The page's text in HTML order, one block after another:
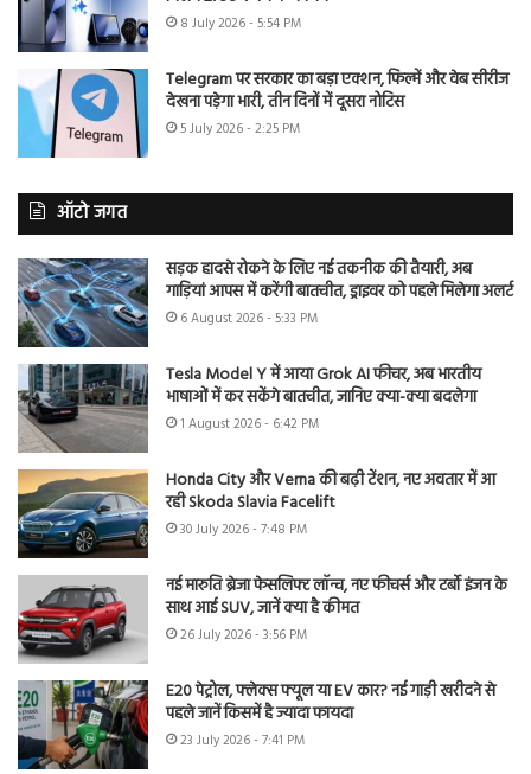
8 July 2026 - 5:54 PM
Telegram पर सरकार का बड़ा एक्शन, फिल्में और वेब सीरीज
देखना पड़ेगा भारी, तीन दिनों में दूसरा नोटिस
5 July 2026 - 2:25 PM
ऑटो जगत
सड़क हादसे रोकने के लिए नई तकनीक की तैयारी, अब
गाड़ियां आपस में करेंगी बातचीत, ड्राइवर को पहले मिलेगा अलर्ट
6 August 2026 - 5:33 PM
Tesla Model Y में आया Grok AI फीचर, अब भारतीय
भाषाओं में कर सकेंगे बातचीत, जानिए क्या-क्या बदलेगा
1 August 2026 - 6:42 PM
Honda City और Verna की बढ़ी टेंशन, नए अवतार में आ
रही Skoda Slavia Facelift
30 July 2026 - 7:48 PM
नई मारुति ब्रेजा फेसलिफ्ट लॉन्च, नए फीचर्स और टर्बो इंजन के
साथ आई SUV, जानें क्या है कीमत
26 July 2026 - 3:56 PM
E20 पेट्रोल, फ्लेक्स फ्यूल या EV कार? नई गाड़ी खरीदने से
पहले जानें किसमें है ज्यादा फायदा
23 July 2026 - 7:41 PM